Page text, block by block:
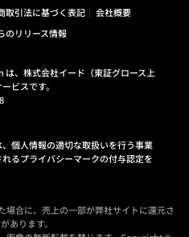
取引法に基づく表記
会社概要
のリリース情報
、株式会社イード（東証グロース上
ビスです。
個人情報の適切な取扱いを行う事業
るプライバシーマークの付与認定を
合に、売上の一部が弊社サイトに還元さ
あります。